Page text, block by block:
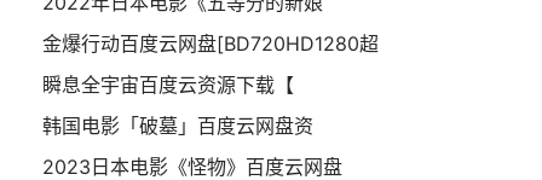
金爆行动百度云网盘[BD720HD1280超
瞬息全宇宙百度云资源下载【
韩国电影「破墓」百度云网盘资
2023日本电影《怪物》百度云网盘